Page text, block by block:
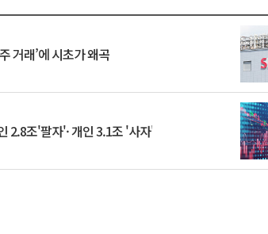
거래’에 시초가 왜곡
2.8조'팔자'· 개인 3.1조 '사자'